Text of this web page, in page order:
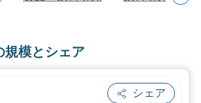
規模とシェア
シェア